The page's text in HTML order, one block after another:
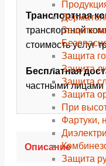
Защита
Защита
Защита
Защита
Защита
При
Фартуки,
Защита
Транспортная
транспортной
стоимость услуг
Бесплатная
частными
Описание